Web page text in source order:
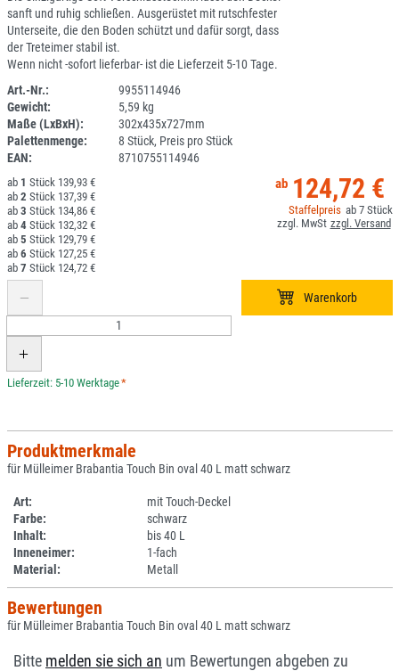
sanft und ruhig schließen. Ausgerüstet mit rutschfester
Unterseite, die den Boden schützt und dafür sorgt, dass
der Treteimer stabil ist.
Wenn nicht -sofort lieferbar- ist die Lieferzeit 5-10 Tage.
Art.-Nr.:
9955114946
Gewicht:
5,59 kg
Maße (LxBxH):
302x435x727mm
Palettenmenge:
8 Stück, Preis pro Stück
EAN:
8710755114946
124,72 €
7
1
139,93 €
2
137,39 €
3
134,86 €
4
132,32 €
5
129,79 €
6
127,25 €
7
124,72 €
*
Produktmerkmale
für Mülleimer Brabantia Touch Bin oval 40 L matt schwarz
Art:
mit Touch-Deckel
Farbe:
schwarz
Inhalt:
bis 40 L
Inneneimer:
1-fach
Material:
Metall
Bewertungen
für Mülleimer Brabantia Touch Bin oval 40 L matt schwarz
Bitte melden sie sich an um Bewertungen abgeben zu